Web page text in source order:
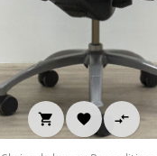
  